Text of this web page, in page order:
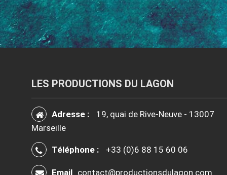
LES PRODUCTIONS DU LAGON
Adresse :
19, quai de Rive-Neuve - 13007
Marseille
Téléphone : +33 (0)6 88 15 60 06
Email contact@productionsdulagon.com